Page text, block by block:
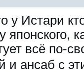
у Истари
японского,
всё по-
и ансаб с